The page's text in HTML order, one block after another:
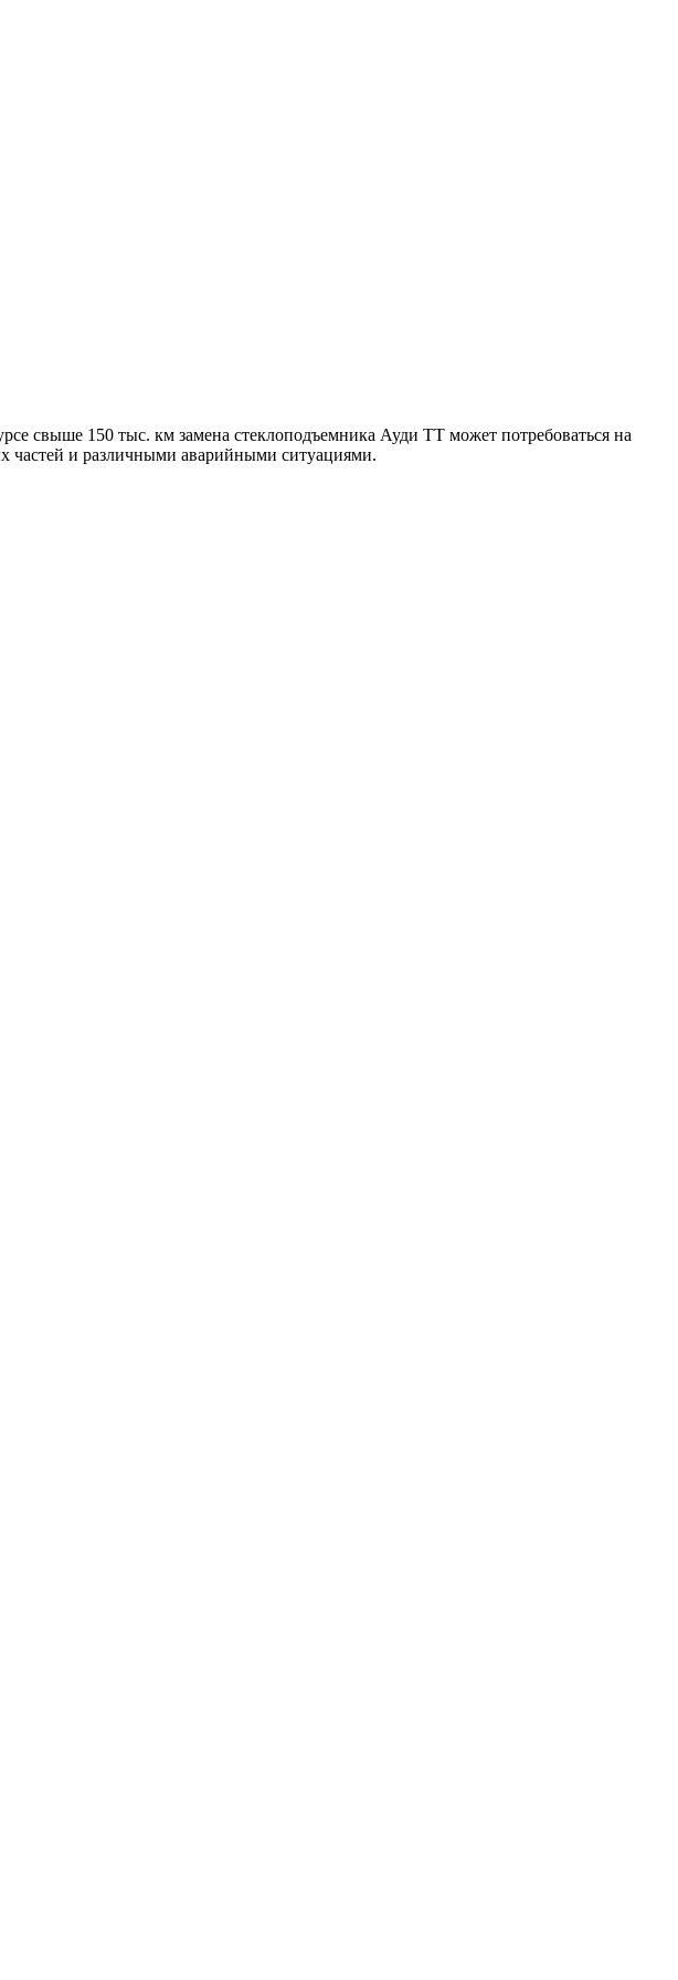
свыше 150 тыс. км замена стеклоподъемника Ауди ТТ может потребоваться на
частей и различными аварийными ситуациями.